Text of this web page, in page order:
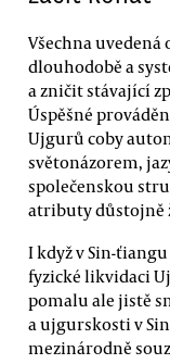
Všechna
dlouhodobě a
a zničit stávající
Úspěšné
Ujgurů coby
světonázorem,
společenskou
atributy důstojně
I když v Sin-
fyzické likvidaci
pomalu ale jistě
a ujgurskosti v
mezinárodně